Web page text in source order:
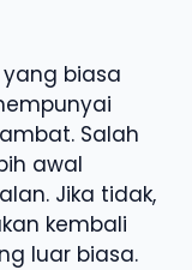
biasa
Salah
awal
Jika tidak,
kembali
luar biasa.